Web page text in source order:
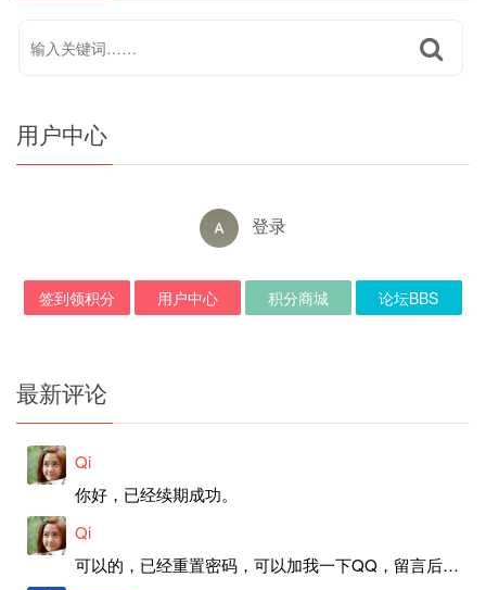
用户中心
登录
签到领积分 用户中心 积分商城 论坛BBS
最新评论
Qi
你好，已经续期成功。
Qi
可以的，已经重置密码，可以加我一下QQ，留言后我就发密码给你。